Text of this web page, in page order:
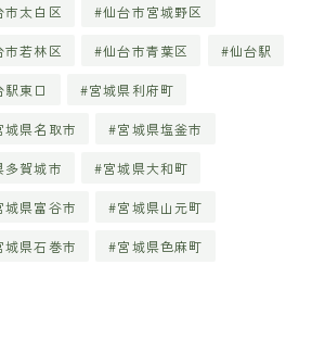
市太白区 仙台市宮城野区
市若林区 仙台市青葉区 仙台駅
駅東口 宮城県利府町
城県名取市 宮城県塩釜市
多賀城市 宮城県大和町
城県富谷市 宮城県山元町
城県石巻市 宮城県色麻町